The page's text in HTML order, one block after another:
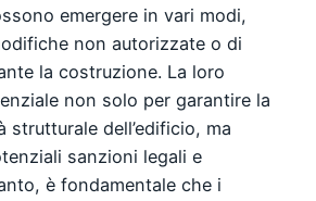
emergere in vari modi,
non autorizzate o di
la costruzione. La loro
non solo per garantire la
strutturale dell’edificio, ma
sanzioni legali e
è fondamentale che i